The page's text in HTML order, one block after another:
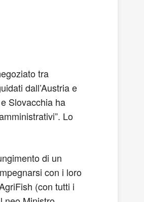
tra
dall’Austria e
Slovacchia ha
Lo
di un
con i loro
(con tutti i